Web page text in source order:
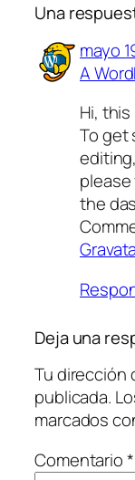
Una
mayo
A
Hi,
To get
the
Deja una
Tu dirección
publicada.
marcados
Comentario*